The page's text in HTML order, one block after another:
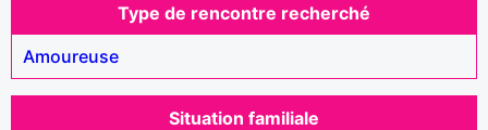
Type de rencontre recherché
Amoureuse
Situation familiale